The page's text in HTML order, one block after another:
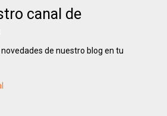
canal de
de nuestro blog en tu